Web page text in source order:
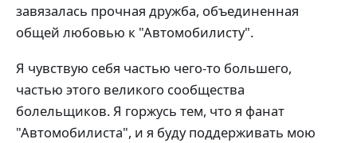
завязалась прочная дружба, объединенная
общей любовью к "Автомобилисту".
Я чувствую себя частью чего-то большего,
частью этого великого сообщества
болельщиков. Я горжусь тем, что я фанат
"Автомобилиста", и я буду поддерживать мою